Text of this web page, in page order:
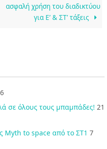
ασφαλή χρήση του διαδικτύου
για Ε’ & ΣΤ’ τάξεις
σε όλους τους μπαμπάδες! 21
to space από το ΣΤ1 7